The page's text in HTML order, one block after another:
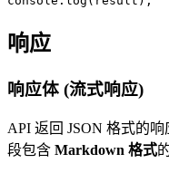
响应
响应体 (流式响应)
API 返回 JSON 格式的响
段包含 Markdown 格式